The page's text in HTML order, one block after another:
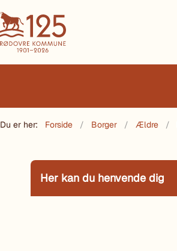
Du er her: Forside Borger Ældre
Her kan du henvende dig